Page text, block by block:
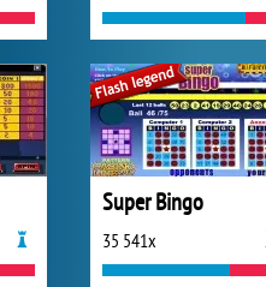
Super Bingo
35 541x